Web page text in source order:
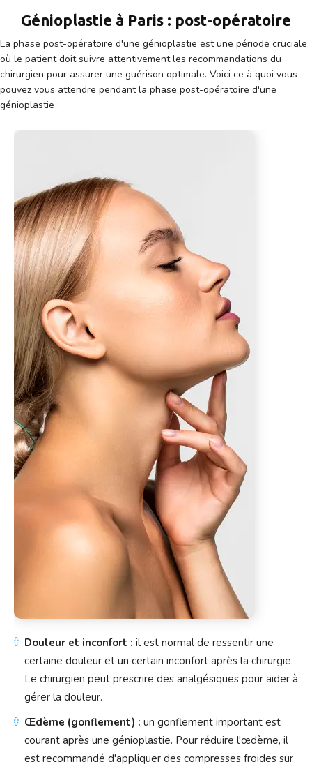
Génioplastie à Paris : post-opératoire
La phase post-opératoire d'une génioplastie est une période cruciale
où le patient doit suivre attentivement les recommandations du
chirurgien pour assurer une guérison optimale. Voici ce à quoi vous
pouvez vous attendre pendant la phase post-opératoire d'une
génioplastie :
Douleur et inconfort : il est normal de ressentir une
certaine douleur et un certain inconfort après la chirurgie.
Le chirurgien peut prescrire des analgésiques pour aider à
gérer la douleur.
Œdème (gonflement) : un gonflement important est
courant après une génioplastie. Pour réduire l'œdème, il
est recommandé d'appliquer des compresses froides sur